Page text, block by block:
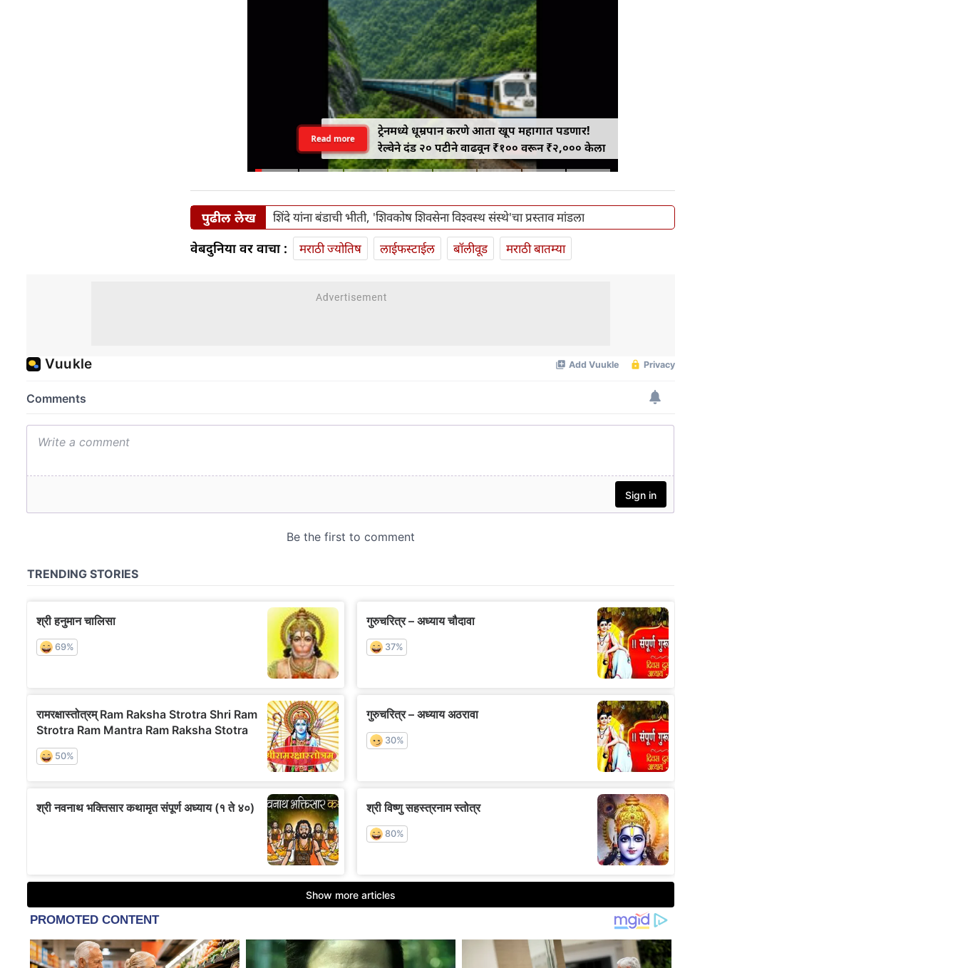
ट्रेनमध्ये धूम्रपान करणे आता खूप महागात पडणार!
रेल्वेने दंड २० पटीने वाढवून ₹१०० वरून ₹२,००० केला
Read more
पुढील लेख शिंदे यांना बंडाची भीती, 'शिवकोष शिवसेना विश्वस्थ संस्थे'चा प्रस्ताव मांडला
वेबदुनिया वर वाचा : मराठी ज्योतिष लाईफस्टाईल बॉलीवूड मराठी बातम्या